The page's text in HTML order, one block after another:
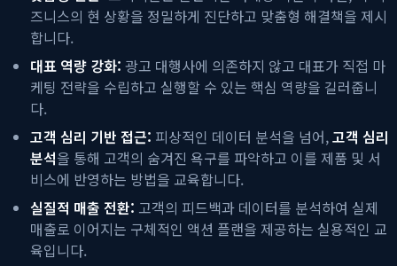
즈니스의 현 상황을 정밀하게 진단하고 맞춤형 해결책을 제시
합니다.
대표 역량 강화: 광고 대행사에 의존하지 않고 대표가 직접 마
케팅 전략을 수립하고 실행할 수 있는 핵심 역량을 길러줍니
다.
고객 심리 기반 접근: 피상적인 데이터 분석을 넘어,고객 심리
분석을 통해 고객의 숨겨진 욕구를 파악하고 이를 제품 및 서
비스에 반영하는 방법을 교육합니다.
실질적 매출 전환: 고객의 피드백과 데이터를 분석하여 실제
매출로 이어지는 구체적인 액션 플랜을 제공하는 실용적인 교
육입니다.